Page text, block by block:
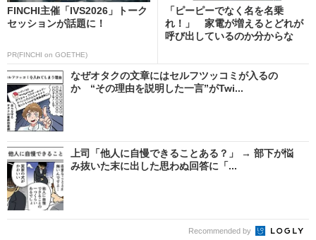
FINCHI主催「IVS2026」トーク
セッションが話題に！
PR(FINCHI on GOETHE)
「ピーピーでなく名を名乗
れ！」 家電が増えるとどれが
呼び出しているのか分からな
なぜオタクの文章にはセルフツッコミが入るの
か “その理由を説明した一言”がTwi...
上司「他人に自慢できることある？」 → 部下が悩
み抜いた末に出した思わぬ回答に「...
Recommended by